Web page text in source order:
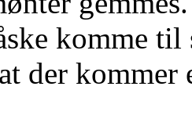
komme
der